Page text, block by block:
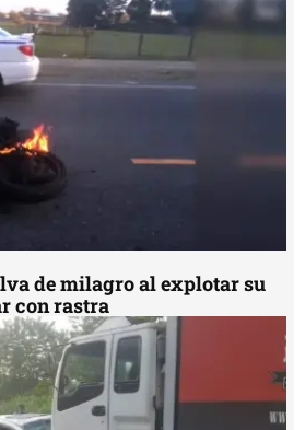
de milagro al explotar su
con rastra